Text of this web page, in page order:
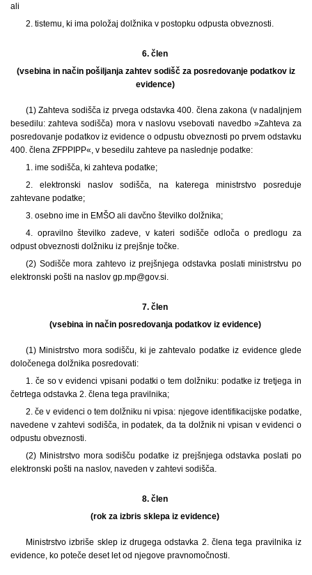
ali
2. tistemu, ki ima položaj dolžnika v postopku odpusta obveznosti.
6. člen
(vsebina in način pošiljanja zahtev sodišč za posredovanje podatkov iz
evidence)
(1) Zahteva sodišča iz prvega odstavka 400. člena zakona (v nadaljnjem
besedilu: zahteva sodišča) mora v naslovu vsebovati navedbo »Zahteva za
posredovanje podatkov iz evidence o odpustu obveznosti po prvem odstavku
400. člena ZFPPIPP«, v besedilu zahteve pa naslednje podatke:
1. ime sodišča, ki zahteva podatke;
2. elektronski naslov sodišča, na katerega ministrstvo posreduje
zahtevane podatke;
3. osebno ime in EMŠO ali davčno številko dolžnika;
4. opravilno številko zadeve, v kateri sodišče odloča o predlogu za
odpust obveznosti dolžniku iz prejšnje točke.
(2) Sodišče mora zahtevo iz prejšnjega odstavka poslati ministrstvu po
elektronski pošti na naslov gp.mp@gov.si.
7. člen
(vsebina in način posredovanja podatkov iz evidence)
(1) Ministrstvo mora sodišču, ki je zahtevalo podatke iz evidence glede
določenega dolžnika posredovati:
1. če so v evidenci vpisani podatki o tem dolžniku: podatke iz tretjega in
četrtega odstavka 2. člena tega pravilnika;
2. če v evidenci o tem dolžniku ni vpisa: njegove identifikacijske podatke,
navedene v zahtevi sodišča, in podatek, da ta dolžnik ni vpisan v evidenci o
odpustu obveznosti.
(2) Ministrstvo mora sodišču podatke iz prejšnjega odstavka poslati po
elektronski pošti na naslov, naveden v zahtevi sodišča.
8. člen
(rok za izbris sklepa iz evidence)
Ministrstvo izbriše sklep iz drugega odstavka 2. člena tega pravilnika iz
evidence, ko poteče deset let od njegove pravnomočnosti.